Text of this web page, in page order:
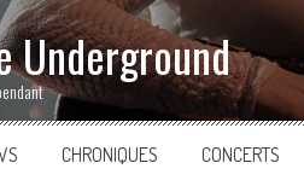
Underground
CHRONIQUES CONCERTS